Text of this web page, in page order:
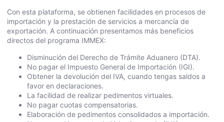
Con esta plataforma, se obtienen facilidades en procesos de
importación y la prestación de servicios a mercancía de
exportación. A continuación presentamos más beneficios
directos del programa IMMEX:
Disminución del Derecho de Trámite Aduanero (DTA).
No pagar el Impuesto General de Importación (IGI).
Obtener la devolución del IVA, cuando tengas saldos a
favor en declaraciones.
La facilidad de realizar pedimentos virtuales.
No pagar cuotas compensatorias.
Elaboración de pedimentos consolidados a importación.